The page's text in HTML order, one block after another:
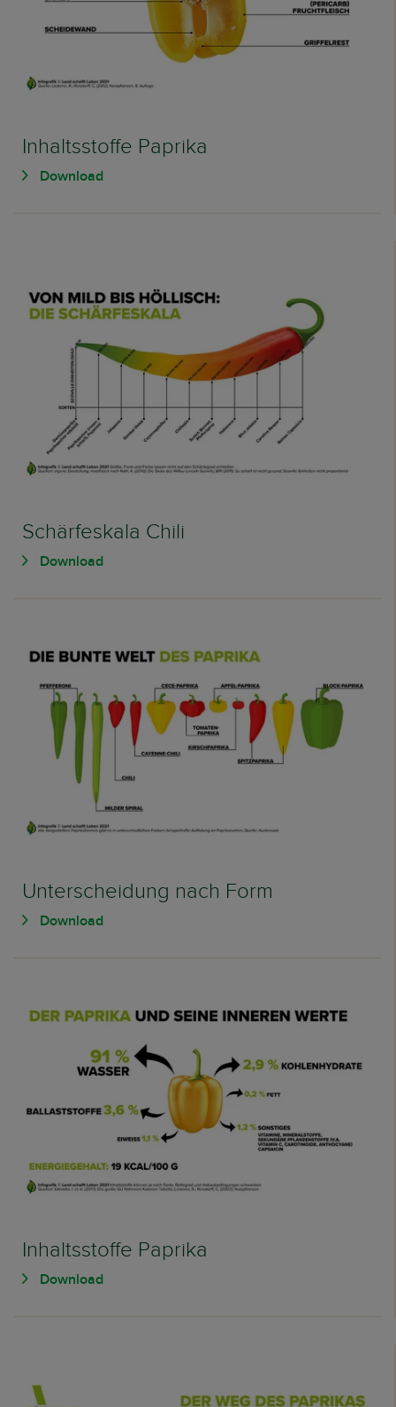
Inhaltsstoffe Paprika
Download
Schärfeskala Chili
Download
Unterscheidung nach Form
Download
Inhaltsstoffe Paprika
Download